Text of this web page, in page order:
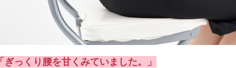
「ぎっくり腰を甘くみていました。」